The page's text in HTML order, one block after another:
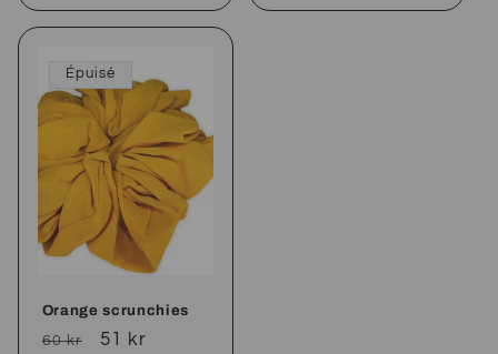
Épuisé
Orange scrunchies
Prix
60 kr
Prix
51 kr